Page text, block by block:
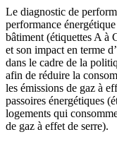
Le diagnostic de
performance
bâtiment (étiquettes A à
et son impact en terme
dans le cadre de la
afin de réduire la
les émissions de gaz à
passoires énergétiques
logements qui
de gaz à effet de serre).